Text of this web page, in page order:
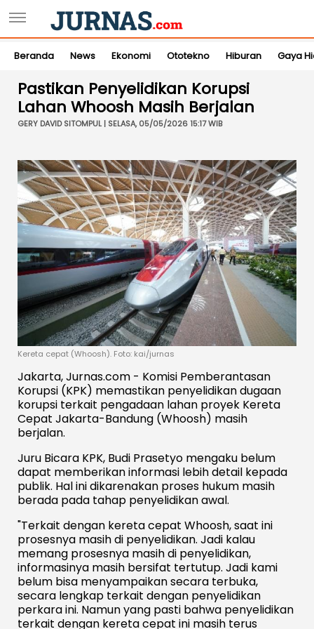
Beranda News Ekonomi Ototekno Hiburan Gaya
Pastikan Penyelidikan Korupsi
Lahan Whoosh Masih Berjalan
GERY DAVID SITOMPUL | SELASA, 05/05/2026 15:17 WIB
Kereta cepat (Whoosh). Foto: kai/jurnas
Jakarta, Jurnas.com - Komisi Pemberantasan
Korupsi (KPK) memastikan penyelidikan dugaan
korupsi terkait pengadaan lahan proyek Kereta
Cepat Jakarta-Bandung (Whoosh) masih
berjalan.
Juru Bicara KPK, Budi Prasetyo mengaku belum
dapat memberikan informasi lebih detail kepada
publik. Hal ini dikarenakan proses hukum masih
berada pada tahap penyelidikan awal.
"Terkait dengan kereta cepat Whoosh, saat ini
prosesnya masih di penyelidikan. Jadi kalau
memang prosesnya masih di penyelidikan,
informasinya masih bersifat tertutup. Jadi kami
belum bisa menyampaikan secara terbuka,
secara lengkap terkait dengan penyelidikan
perkara ini. Namun yang pasti bahwa penyelidikan
terkait dengan kereta cepat ini masih terus